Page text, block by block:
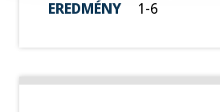
EREDMÉNY
1-6